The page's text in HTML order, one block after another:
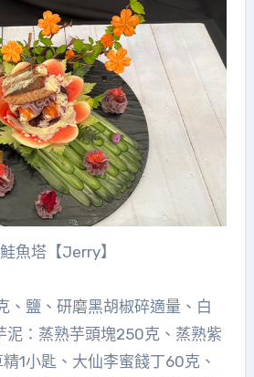
魚塔【Jerry】
、鹽、研磨黑胡椒碎適量、白
泥：蒸熟芋頭塊250克、蒸熟紫
1小匙、大仙李蜜餞丁60克、